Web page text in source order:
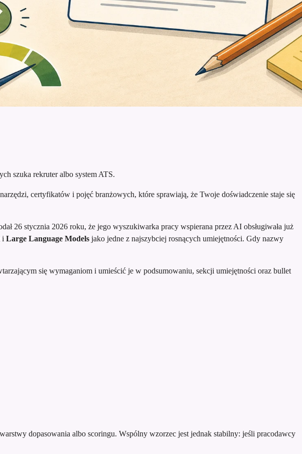
szuka rekruter albo system ATS.
certyfikatów i pojęć branżowych, które sprawiają, że Twoje doświadczenie staje się
26 stycznia 2026 roku, że jego wyszukiwarka pracy wspierana przez AI obsługiwała już
i Large Language Models jako jedne z najszybciej rosnących umiejętności. Gdy nazwy
się wymaganiom i umieścić je w podsumowaniu, sekcji umiejętności oraz bullet
dopasowania albo scoringu. Wspólny wzorzec jest jednak stabilny: jeśli pracodawcy